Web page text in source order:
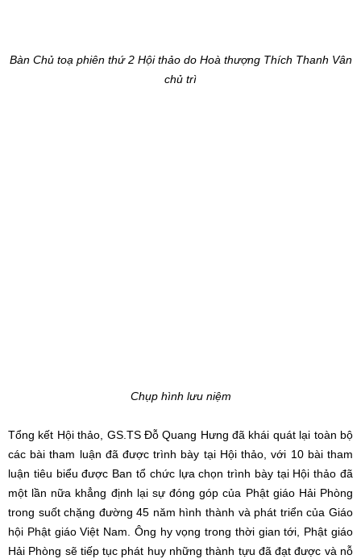
Bàn Chủ toạ phiên thứ 2 Hội thảo do Hoà thượng Thích Thanh Vân
chủ trì
Chụp hình lưu niệm
Tổng kết Hội thảo, GS.TS Đỗ Quang Hưng đã khái quát lại toàn bộ
các bài tham luận đã được trình bày tại Hội thảo, với 10 bài tham
luận tiêu biểu được Ban tổ chức lựa chọn trình bày tại Hội thảo đã
một lần nữa khẳng định lại sự đóng góp của Phật giáo Hải Phòng
trong suốt chặng đường 45 năm hình thành và phát triển của Giáo
hội Phật giáo Việt Nam. Ông hy vọng trong thời gian tới, Phật giáo
Hải Phòng sẽ tiếp tục phát huy những thành tựu đã đạt được và nỗ